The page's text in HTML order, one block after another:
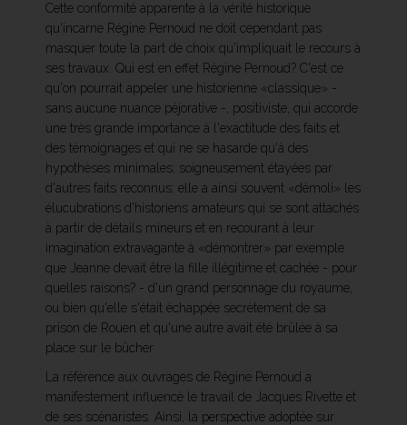
Cette conformité apparente à la vérité historique
qu'incarne Régine Pernoud ne doit cependant pas
masquer toute la part de choix qu'impliquait le recours à
ses travaux. Qui est en effet Régine Pernoud? C'est ce
qu'on pourrait appeler une historienne «classique» -
sans aucune nuance péjorative -, positiviste, qui accorde
une très grande importance à l'exactitude des faits et
des témoignages et qui ne se hasarde qu'à des
hypothèses minimales, soigneusement étayées par
d'autres faits reconnus: elle a ainsi souvent «démoli» les
élucubrations d'historiens amateurs qui se sont attachés
à partir de détails mineurs et en recourant à leur
imagination extravagante à «démontrer» par exemple
que Jeanne devait être la fille illégitime et cachée - pour
quelles raisons? - d'un grand personnage du royaume,
ou bien qu'elle s'était échappée secrètement de sa
prison de Rouen et qu'une autre avait été brûlée à sa
place sur le bûcher
La référence aux ouvrages de Régine Pernoud a
manifestement influencé le travail de Jacques Rivette et
de ses scénaristes. Ainsi, la perspective adoptée sur